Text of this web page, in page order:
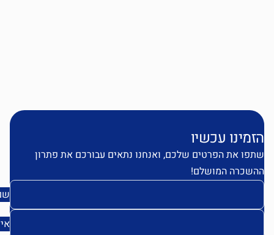
עכשיו
את הפרטים שלכם, ואנחנו נתאים עבורכם את פתרון
המושלם!
אימייל